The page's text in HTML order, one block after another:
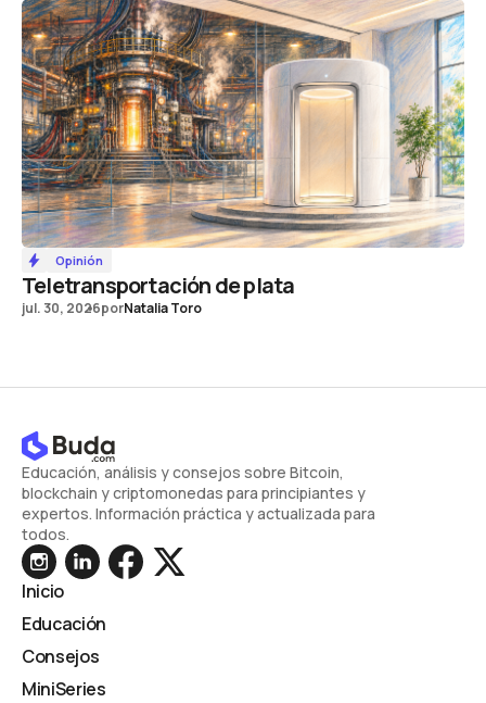
Opinión
Teletransportación de plata
jul. 30, 2026porNatalia Toro
Educación, análisis y consejos sobre Bitcoin,
blockchain y criptomonedas para principiantes y
expertos. Información práctica y actualizada para
todos.
Inicio
Educación
Consejos
MiniSeries